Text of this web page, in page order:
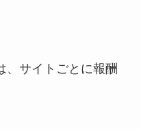
、サイトごとに報酬